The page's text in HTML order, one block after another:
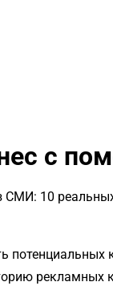
с
10
потенциальных
рекламных